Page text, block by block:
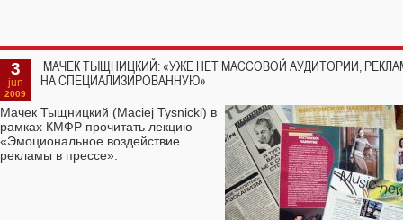
3
jun
2009
МАЧЕК ТЫЩНИЦКИЙ: «УЖЕ НЕТ МАССОВОЙ АУДИТОРИИ,
НА СПЕЦИАЛИЗИРОВАННУЮ»
Мачек Тыщницкий (Maciej Tysnicki) в
рамках КМФР прочитать лекцию
«Эмоциональное воздействие
рекламы в прессе».